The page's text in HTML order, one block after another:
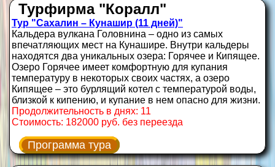
Турфирма "Коралл"
Тур "Сахалин – Кунашир (11 дней)"
Кальдера вулкана Головнина – одно из самых
впечатляющих мест на Кунашире. Внутри кальдеры
находятся два уникальных озера: Горячее и Кипящее.
Озеро Горячее имеет комфортную для купания
температуру в некоторых своих частях, а озеро
Кипящее – это бурлящий котел с температурой воды,
близкой к кипению, и купание в нем опасно для жизни.
Продолжительность в днях: 11
Стоимость: 182000 руб. без переезда
Программа тура